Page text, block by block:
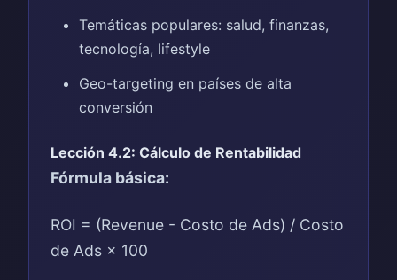
Temáticas populares: salud, finanzas,
tecnología, lifestyle
Geo-targeting en países de alta
conversión
Lección 4.2: Cálculo de Rentabilidad
Fórmula básica:
ROI = (Revenue - Costo de Ads) / Costo
de Ads × 100